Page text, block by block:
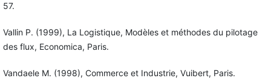
57.
Vallin P. (1999), La Logistique, Modèles et méthodes du pilotage
des flux, Economica, Paris.
Vandaele M. (1998), Commerce et Industrie, Vuibert, Paris.